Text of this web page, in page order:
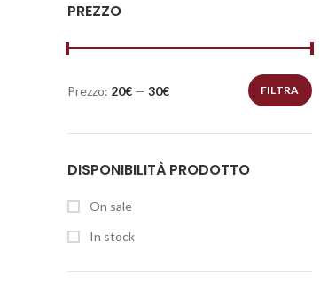
PREZZO
FILTRA
Prezzo: 20€ — 30€
DISPONIBILITÀ PRODOTTO
On sale
In stock